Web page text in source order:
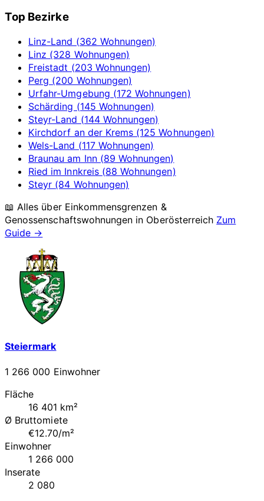
Top Bezirke
Linz-Land (362 Wohnungen)
Linz (328 Wohnungen)
Freistadt (203 Wohnungen)
Perg (200 Wohnungen)
Urfahr-Umgebung (172 Wohnungen)
Schärding (145 Wohnungen)
Steyr-Land (144 Wohnungen)
Kirchdorf an der Krems (125 Wohnungen)
Wels-Land (117 Wohnungen)
Braunau am Inn (89 Wohnungen)
Ried im Innkreis (88 Wohnungen)
Steyr (84 Wohnungen)
📖 Alles über Einkommensgrenzen &
Genossenschaftswohnungen in Oberösterreich Zum
Guide →
Steiermark
1 266 000 Einwohner
Fläche
16 401 km²
Ø Bruttomiete
€12.70/m²
Einwohner
1 266 000
Inserate
2 080